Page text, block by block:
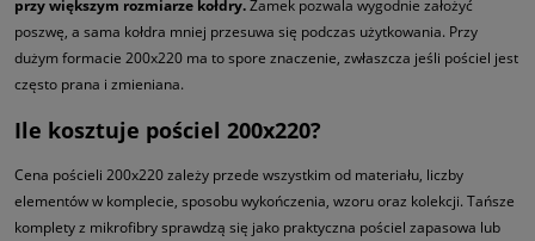
przy większym rozmiarze kołdry.Zamek pozwala wygodnie założyć
poszwę, a sama kołdra mniej przesuwa się podczas użytkowania. Przy
dużym formacie 200x220 ma to spore znaczenie, zwłaszcza jeśli pościel jest
często prana i zmieniana.
Ile kosztuje pościel 200x220?
Cena pościeli 200x220 zależy przede wszystkim od materiału, liczby
elementów w komplecie, sposobu wykończenia, wzoru oraz kolekcji. Tańsze
komplety z mikrofibry sprawdzą się jako praktyczna pościel zapasowa lub